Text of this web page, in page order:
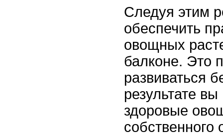
Следуя этим
обеспечить
овощных
балконе. Это
развиваться
результате
здоровые
собственного